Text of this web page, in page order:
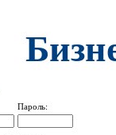
Пароль: